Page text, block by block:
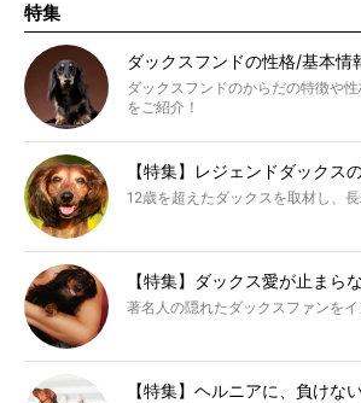
特集
ダックスフンドの性格/基本情
ダックスフンドのからだの特徴や
をご紹介！
【特集】レジェンドダックス
12歳を超えたダックスを取材し、長
【特集】ダックス愛が止まら
著名人の隠れたダックスファンをイ
【特集】ヘルニアに、負けない